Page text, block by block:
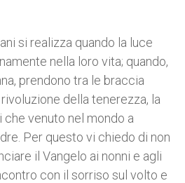
si realizza quando la luce
nella loro vita; quando,
prendono tra le braccia
della tenerezza, la
che venuto nel mondo a
Per questo vi chiedo di non
il Vangelo ai nonni e agli
con il sorriso sul volto e